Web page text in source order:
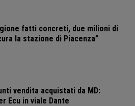
fatti concreti, due milioni di
la stazione di Piacenza”
vendita acquistati da MD:
Ecu in viale Dante